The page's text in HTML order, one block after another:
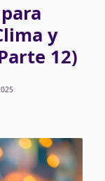
y
12)